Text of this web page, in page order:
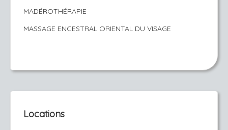
MADÉROTHÉRAPIE
MASSAGE ENCESTRAL ORIENTAL DU VISAGE
Locations